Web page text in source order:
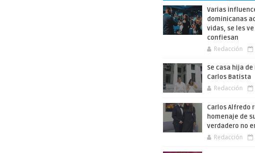
Varias
dominicanas
vidas, se les
confiesan
Redacción
Se casa hija
Carlos Batista
Redacción
Carlos Alfredo
homenaje de
verdadero no
Redacción